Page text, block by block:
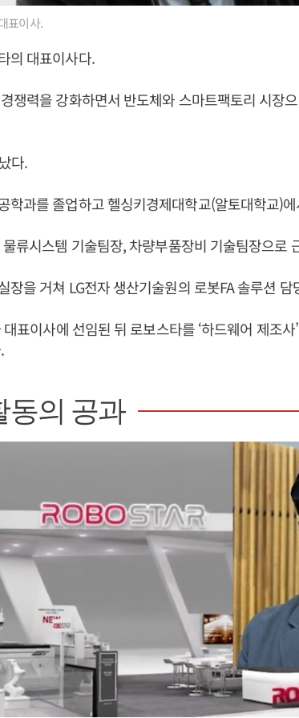
표이사.
의 대표이사다.
쟁력을 강화하면서 반도체와 스마트팩토리 시장
다.
학과를 졸업하고 헬싱키경제대학교(알토대학교)
류시스템 기술팀장, 차량부품장비 기술팀장으로
장을 거쳐 LG전자 생산기술원의 로봇FA 솔루션 담
표이사에 선임된 뒤 로보스타를 ‘하드웨어 제조사
동의 공과